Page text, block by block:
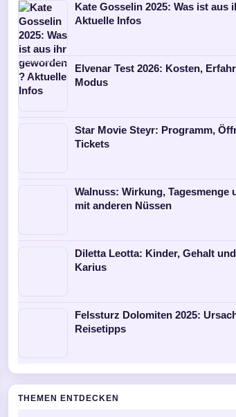
Kate Gosselin 2025: Was ist aus
Aktuelle Infos
Elvenar Test 2026: Kosten,
Modus
Star Movie Steyr: Programm,
Tickets
Walnuss: Wirkung, Tagesmenge
mit anderen Nüssen
Diletta Leotta: Kinder, Gehalt
Karius
Felssturz Dolomiten 2025:
Reisetipps
THEMEN ENTDECKEN